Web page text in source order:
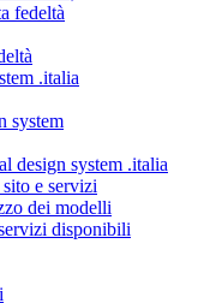
fedeltà
.italia
system
design system .italia
e servizi
dei modelli
disponibili